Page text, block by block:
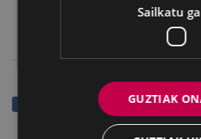
Partekatu
Sailkatu
GUZTIAK